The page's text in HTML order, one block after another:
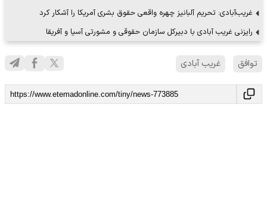
غریب‌آبادی: تحریم آلبانیز چهره واقعی حقوق بشری آمریکا را آشکار کرد
رایزنی غریب آبادی با دبیرکل سازمان حقوقی و مشورتی آسیا و آفریقا
توافق غریب آبادی